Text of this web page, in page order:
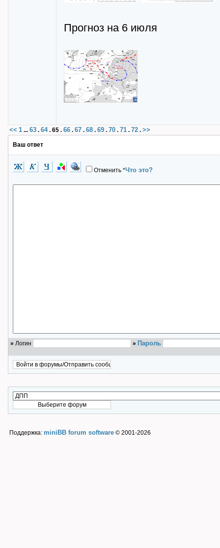
Прогноз на 6 июля
<< 1 ... 63 . 64. 65 . 66 . 67 . 68 . 69 . 70 . 71 . 72 . >>
Ваш ответ
Отменить *Что это?
» Логин » Пароль
Поддержка: miniBB forum software © 2001-2026